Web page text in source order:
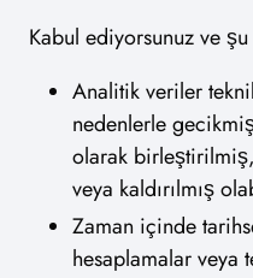
Kabul ediyorsunuz ve şu
Analitik veriler
nedenlerle
olarak
veya kaldırılmış
Zaman içinde
hesaplamalar